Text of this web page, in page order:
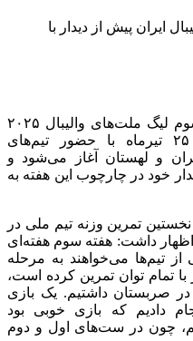
به گزارش خبرگزاری مهر، هفته سوم لیگ ملت‌های والیبال ۲۰۲۵
در شهر گدانسک از چهارشنبه ۲۵ تیرماه با حضور تیم‌های
و لهستان آغاز می‌شود و
خود در چارچوب این هفته به
تمرین وزنه تیم ملی در
داشت: هفته سوم هفته‌ای
تیم‌ها می‌خواهند به مرحله
با تمام توان تمرین کرده است،
صربستان داشتیم. یک بازی
دادیم که بازی خوبی بود
چون در ست‌های اول و دوم